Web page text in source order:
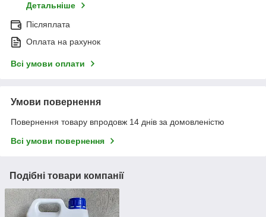
Детальніше
Післяплата
Оплата на рахунок
Всі умови оплати
Умови повернення
Повернення товару впродовж 14 днів за домовленістю
Всі умови повернення
Подібні товари компанії